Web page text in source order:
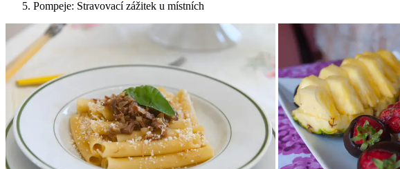
Pompeje: Stravovací zážitek u místních